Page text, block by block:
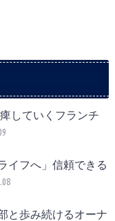
していくフランチ
イフへ」信頼できる
と歩み続けるオーナ